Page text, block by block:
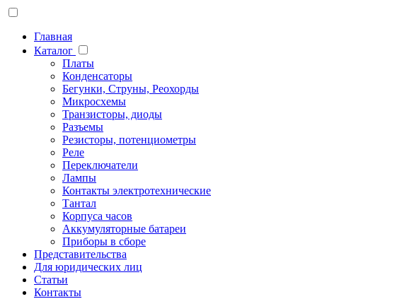
Главная
Каталог
Платы
Конденсаторы
Бегунки, Струны, Реохорды
Микросхемы
Транзисторы, диоды
Разъемы
Резисторы, потенциометры
Реле
Переключатели
Лампы
Контакты электротехнические
Тантал
Корпуса часов
Аккумуляторные батареи
Приборы в сборе
Представительства
Для юридических лиц
Статьи
Контакты